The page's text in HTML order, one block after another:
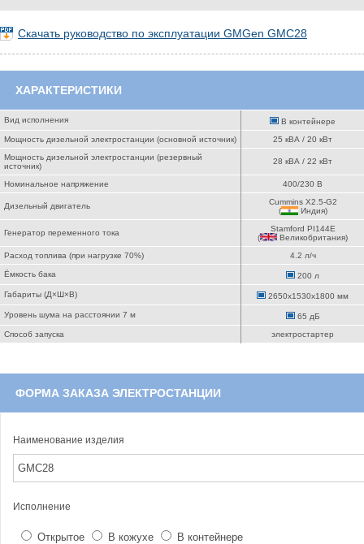
Скачать руководство по эксплуатации GMGen GMC28
ХАРАКТЕРИСТИКИ
Вид исполнения
В контейнере
Мощность дизельной электростанции (основной источник)
25 кВА / 20 кВт
Мощность дизельной электростанции (резервный
источник)
28 кВА / 22 кВт
Номинальное напряжение 400/230 В
Дизельный двигатель
Cummins X2.5-G2
(
Индия)
Генератор переменного тока
Stamford PI144E
(
Великобритания)
Расход топлива (при нагрузке 70%)
4.2 л/ч
Ёмкость бака 200 л
Габариты (Д×Ш×В) 2650x1530x1800 мм
Уровень шума на расстоянии 7 м
65 дБ
Способ запуска
электростартер
ФОРМА ЗАКАЗА ЭЛЕКТРОСТАНЦИИ
Наименование изделия
Исполнение
Открытое В кожухе В контейнере